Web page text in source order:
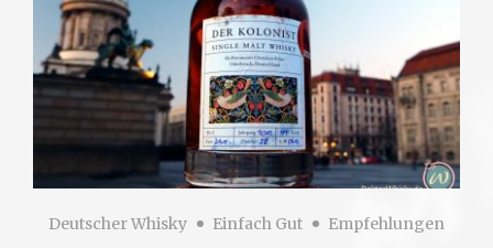
Deutscher Whisky Einfach Gut Empfehlungen